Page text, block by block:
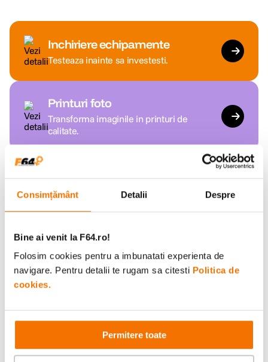
Consimțământ Detalii Despre
Bine ai venit la F64.ro!
Folosim cookies pentru a imbunatati experienta de
navigare. Pentru detalii te rugam sa citesti Politica de
cookies.
Permitere toate
dji mic mini
10.
Inchiriere echipamente
Testeaza inainte sa investesti.
Printuri foto
Transforma imaginile in printuri de
calitate.
Invata de la profesionisti, pas cu pas.
Descopera inspiratie, recomandari utile,
ghiduri foto-video si oferte pregatite special